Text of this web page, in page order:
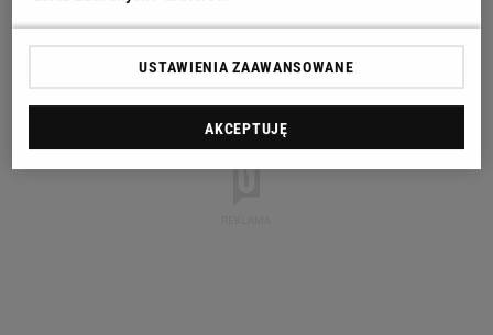
USTAWIENIA ZAAWANSOWANE
AKCEPTUJĘ